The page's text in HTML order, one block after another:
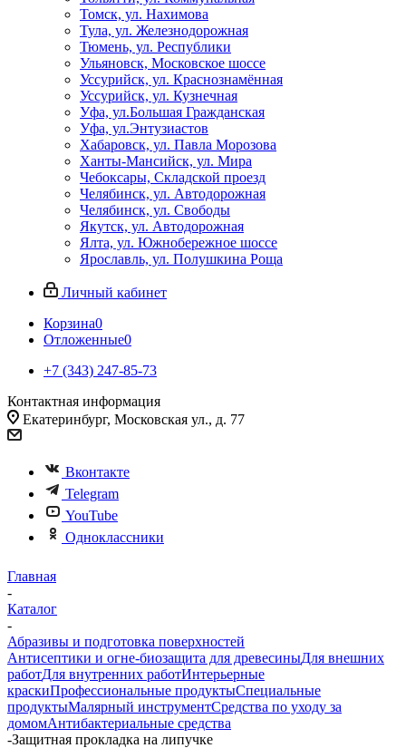
Томск, ул. Нахимова
Тула, ул. Железнодорожная
Тюмень, ул. Республики
Ульяновск, Московское шоссе
Уссурийск, ул. Краснознамённая
Уссурийск, ул. Кузнечная
Уфа, ул.Большая Гражданская
Уфа, ул.Энтузиастов
Хабаровск, ул. Павла Морозова
Ханты-Мансийск, ул. Мира
Чебоксары, Складской проезд
Челябинск, ул. Автодорожная
Челябинск, ул. Свободы
Якутск, ул. Автодорожная
Ялта, ул. Южнобережное шоссе
Ярославль, ул. Полушкина Роща
Личный кабинет
Корзина0
Отложенные0
+7 (343) 247-85-73
Контактная информация
Екатеринбург, Московская ул., д. 77
Вконтакте
Telegram
YouTube
Одноклассники
Главная
-
Каталог
-
Абразивы и подготовка поверхностей
Антисептики и огне-биозащита для древесиныДля внешних
работДля внутренних работИнтерьерные
краскиПрофессиональные продуктыСпециальные
продуктыМалярный инструментСредства по уходу за
домомАнтибактериальные средства
-Защитная прокладка на липучке